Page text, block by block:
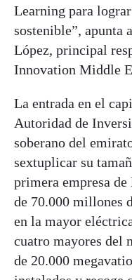
Learning para
sostenible”, apunta
López, principal
Innovation Middle
La entrada en el
Autoridad de
soberano del
sextuplicar su
primera empresa de
de 70.000 millones
en la mayor
cuatro mayores del
de 20.000